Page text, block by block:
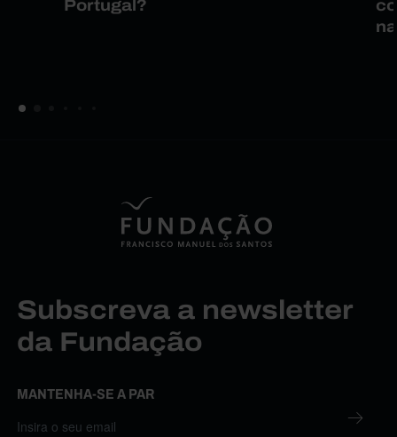
Portugal?
Subscreva a newsletter
da Fundação
MANTENHA-SE A PAR